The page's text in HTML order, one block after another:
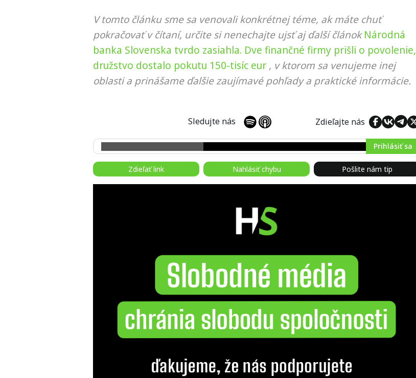
V tomto článku sme sa venovali konkrétnej téme, ak máte chuť
pokračovať v čítaní, určite si nenechajte ujsť aj ďalší článok Národná
banka Slovenska tvrdo zasiahla. Dve finančné firmy prišli o povolenie,
družstvo dostalo pokutu 150-tisíc eur , v ktorom sa venujeme inej
oblasti a prinášame ďalšie zaujímavé pohľady a praktické informácie.
Sledujte nás Zdieľajte nás
Prihlásiť sa
Zdieľať link Nahlásiť chybu Pošlite nám tip